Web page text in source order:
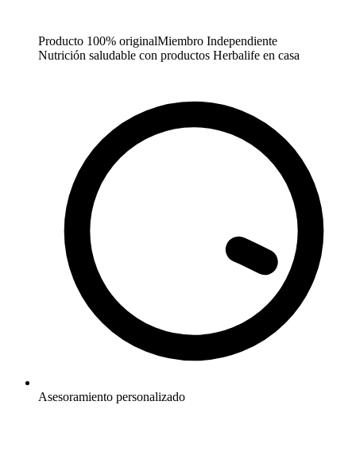
Producto 100% originalMiembro Independiente
Nutrición saludable con productos Herbalife en casa
Asesoramiento personalizado